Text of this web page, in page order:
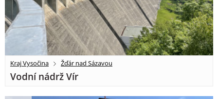
Kraj Vysočina Žďár nad Sázavou
Vodní nádrž Vír